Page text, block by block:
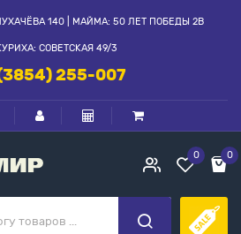
140 | МАЙМА: 50 ЛЕТ ПОБЕДЫ 2В
СОВЕТСКАЯ 49/3
255-007
0 0